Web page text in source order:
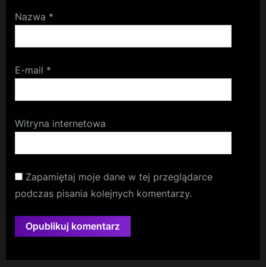
Nazwa *
E-mail *
Witryna internetowa
Zapamiętaj moje dane w tej przeglądarce
podczas pisania kolejnych komentarzy.